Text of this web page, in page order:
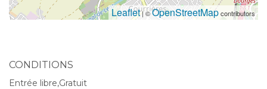
Leaflet| ©OpenStreetMapcontributors
CONDITIONS
Entrée libre,Gratuit